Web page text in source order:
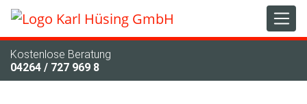
Kostenlose Beratung
04264 / 727 969 8